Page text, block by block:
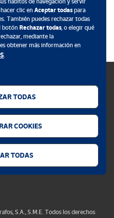
S.A., S.M.E. Todos los derechos
clic en Aceptar todaspara
También puedes rechazar todas
botón Rechazar todas, o elegir qué
mediante la
obtener más información en
.
TODAS
COOKIES
TODAS